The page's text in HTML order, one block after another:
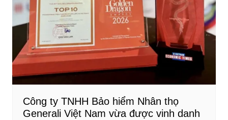
Công ty TNHH Bảo hiểm Nhân thọ
Generali Việt Nam vừa được vinh danh